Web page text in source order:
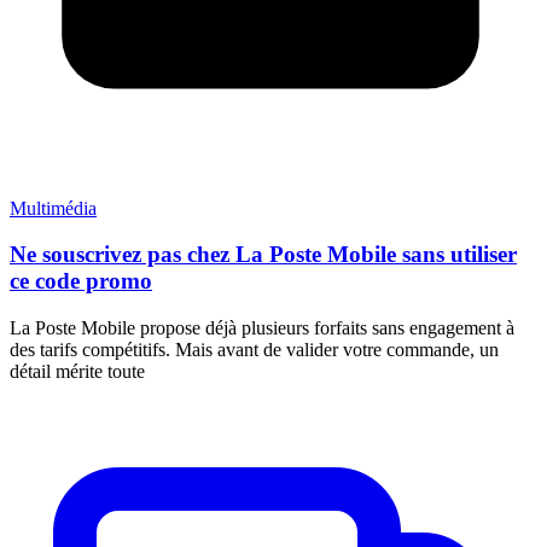
Multimédia
Ne souscrivez pas chez La Poste Mobile sans utiliser
ce code promo
La Poste Mobile propose déjà plusieurs forfaits sans engagement à
des tarifs compétitifs. Mais avant de valider votre commande, un
détail mérite toute